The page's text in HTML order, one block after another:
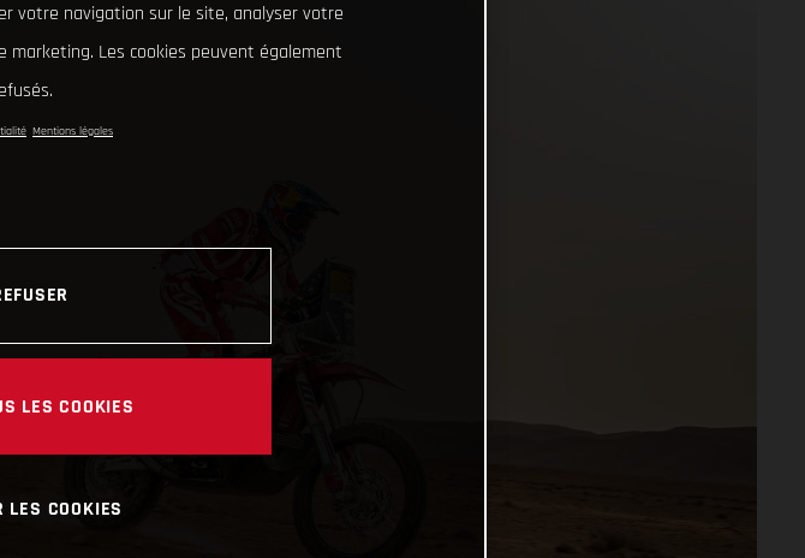
votre navigation sur le site, analyser votre
Les cookies peuvent également
Mentions légales
LES COOKIES
LES COOKIES